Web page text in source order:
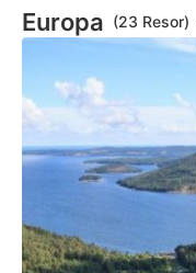
Europa (23 Resor)